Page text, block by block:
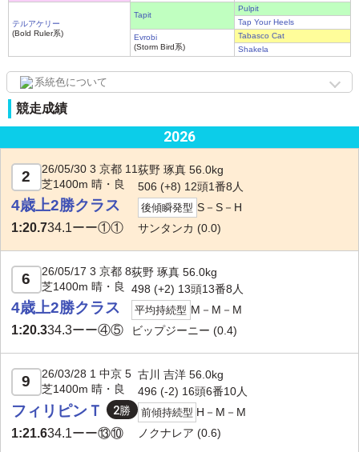
テルアケリー
(Bold Ruler系)
Tapit
Pulpit
Tap Your Heels
Evrobi
(Storm Bird系)
Tabasco Cat
Shakela
系統色について
競走成績
2026
2
26/05/30 3 京都 11
芝1400m 晴・良
4歳上2勝クラス
1:20.734.1ーー①①
荻野 琢真 56.0kg
506 (+8) 12頭1番8人
後傾瞬発型 S－S－H
サンタンカ (0.0)
6
26/05/17 3 京都 8
芝1400m 晴・良
4歳上2勝クラス
1:20.334.3ーー④⑤
荻野 琢真 56.0kg
498 (+2) 13頭13番8人
平均持続型 M－M－M
ビップジーニー (0.4)
9
26/03/28 1 中京 5
芝1400m 晴・良
フィリピンＴ
1:21.634.1ーー⑬⑩
古川 吉洋 56.0kg
496 (-2) 16頭6番10人
前傾持続型 H－M－M
ノクナレア (0.6)